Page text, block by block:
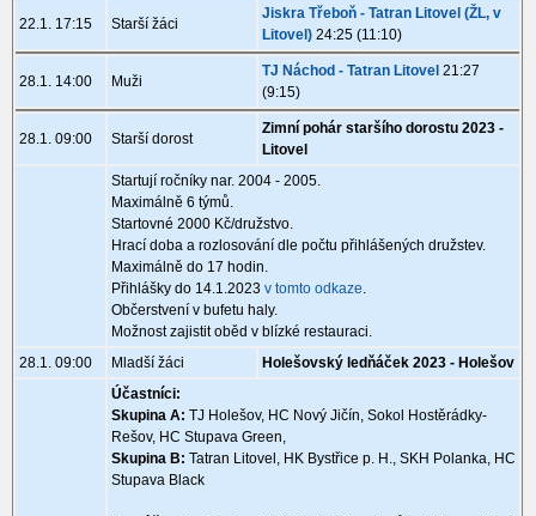
22.1. 17:15 Starší žáci
Jiskra Třeboň - Tatran Litovel (ŽL, v
Litovel) 24:25 (11:10)
28.1. 14:00 Muži
TJ Náchod - Tatran Litovel 21:27
(9:15)
28.1. 09:00 Starší dorost
Zimní pohár staršího dorostu 2023 -
Litovel
Startují ročníky nar. 2004 - 2005.
Maximálně 6 týmů.
Startovné 2000 Kč/družstvo.
Hrací doba a rozlosování dle počtu přihlášených družstev.
Maximálně do 17 hodin.
Přihlášky do 14.1.2023v tomto odkaze.
Občerstvení v bufetu haly.
Možnost zajistit oběd v blízké restauraci.
28.1. 09:00
Mladší žáci
Holešovský ledňáček 2023 - Holešov
Účastníci:
Skupina A:TJ Holešov, HC Nový Jičín, Sokol Hostěrádky-
Rešov, HC Stupava Green,
Skupina B: Tatran Litovel, HK Bystřice p. H., SKH Polanka, HC
Stupava Black